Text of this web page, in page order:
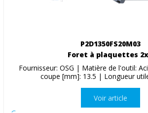
P2D1350FS20M03
Foret à plaquettes
Fournisseur: OSG | Matière de l'outil:
coupe [mm]: 13.5 | Longueur
Voir article